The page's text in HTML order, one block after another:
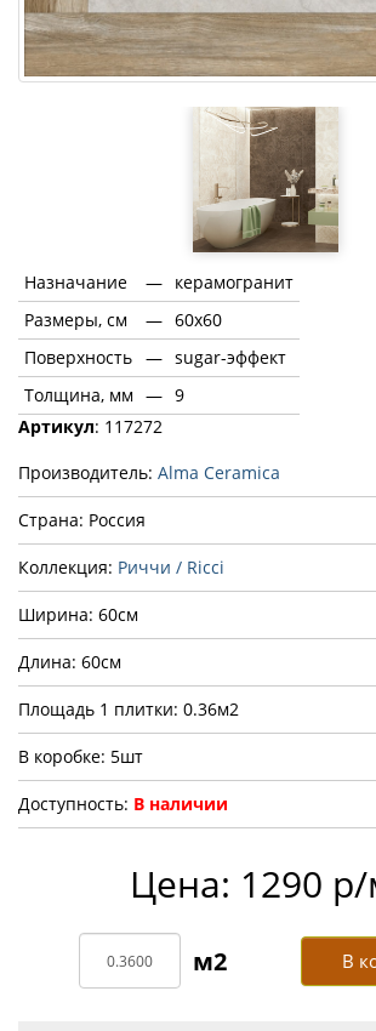
Назначание — керамогранит
Размеры, см
— 60x60
Поверхность — sugar-эффект
Толщина, мм — 9
Артикул: 117272
Производитель: Alma Ceramica
Страна: Россия
Коллекция: Риччи / Ricci
Ширина: 60см
Длина: 60см
Площадь 1 плитки: 0.36м2
В коробке: 5шт
Доступность: В наличии
Цена: 1290
В